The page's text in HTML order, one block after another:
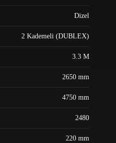
Dizel
2 Kademeli (DUBLEX)
3.3 M
2650 mm
4750 mm
2480
220 mm